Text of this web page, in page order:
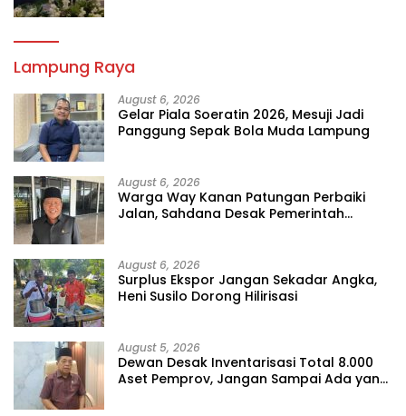
Lampung Raya
August 6, 2026
Gelar Piala Soeratin 2026, Mesuji Jadi
Panggung Sepak Bola Muda Lampung
August 6, 2026
Warga Way Kanan Patungan Perbaiki
Jalan, Sahdana Desak Pemerintah
August 6, 2026
Surplus Ekspor Jangan Sekadar Angka,
Heni Susilo Dorong Hilirisasi
August 5, 2026
Dewan Desak Inventarisasi Total 8.000
Aset Pemprov, Jangan Sampai Ada yang